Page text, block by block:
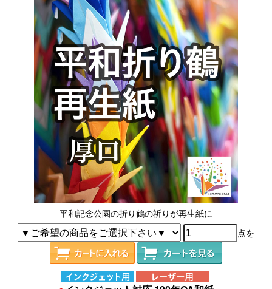
平和記念公園の折り鶴の祈りが再生紙に
点を